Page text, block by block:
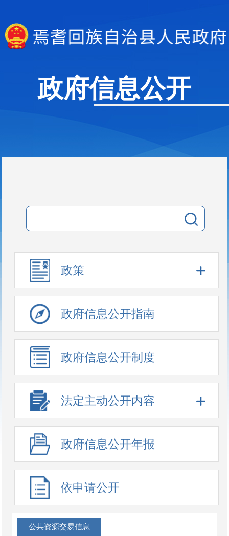
政府信息公开
政策
政府信息公开指南
政府信息公开制度
法定主动公开内容
政府信息公开年报
依申请公开
公共资源交易信息